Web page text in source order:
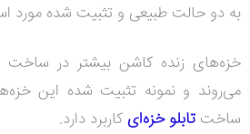
به دو حالت طبیعی و تثبیت شده مورد
خزه‌های زنده کاشن بیشتر در ساخت
می‌روند و نمونه تثبیت شده این
ساخت تابلو خزه‌ایکاربرد دارد.